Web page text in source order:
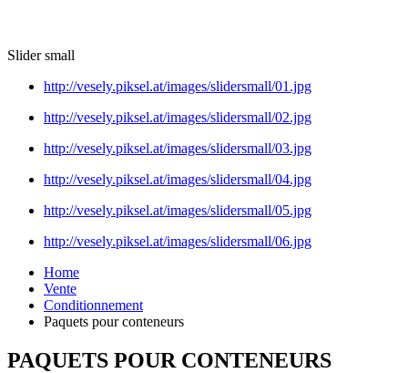
Slider small
http://vesely.piksel.at/images/slidersmall/01.jpg
http://vesely.piksel.at/images/slidersmall/02.jpg
http://vesely.piksel.at/images/slidersmall/03.jpg
http://vesely.piksel.at/images/slidersmall/04.jpg
http://vesely.piksel.at/images/slidersmall/05.jpg
http://vesely.piksel.at/images/slidersmall/06.jpg
Home
Vente
Conditionnement
Paquets pour conteneurs
PAQUETS POUR CONTENEURS